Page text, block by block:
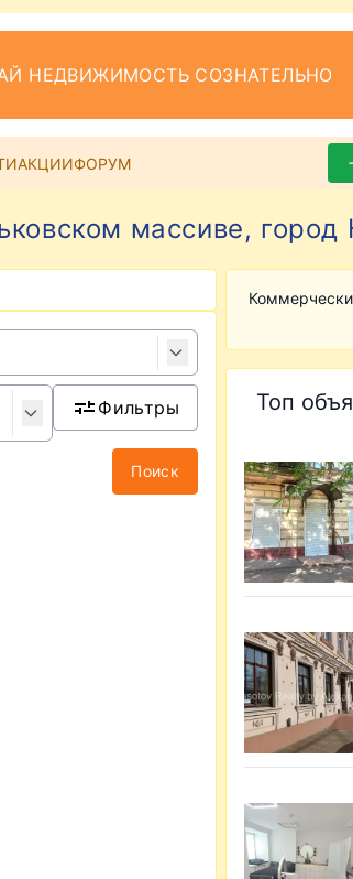
НЕДВИЖИМОСТЬ СОЗНАТЕЛЬНО
АКЦИИФОРУМ
массиве, город
Фильтры
Поиск
Топ